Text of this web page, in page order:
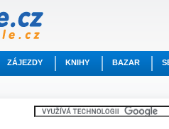
ZÁJEZDY KNIHY BAZAR